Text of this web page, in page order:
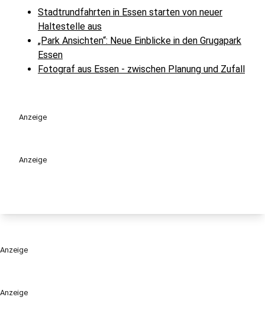
Anzeige
Stadtrundfahrten in Essen starten von neuer
Haltestelle aus
„Park Ansichten“: Neue Einblicke in den Grugapark
Essen
Fotograf aus Essen - zwischen Planung und Zufall
Anzeige
Anzeige
Anzeige